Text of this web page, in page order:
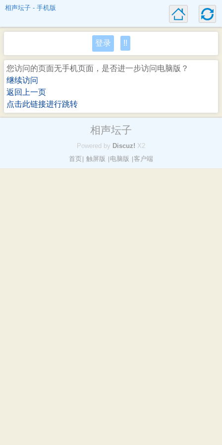
相声坛子 - 手机版
登录 !!
您访问的页面无手机页面，是否进一步访问电脑版？
继续访问
返回上一页
点击此链接进行跳转
相声坛子
Powered by Discuz! X2
首页 触屏版 电脑版 客户端